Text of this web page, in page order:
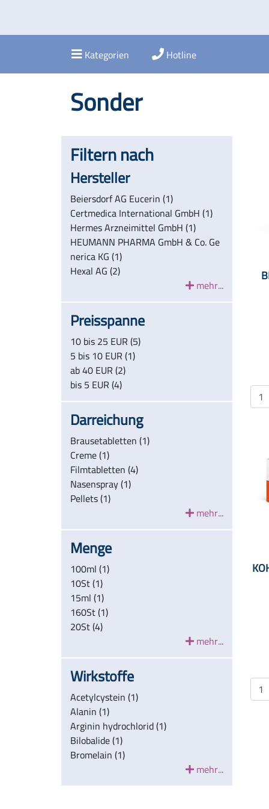
Kategorien Hotline
Sonder
Filtern nach
Hersteller
Beiersdorf AG Eucerin (1)
Certmedica International GmbH (1)
Hermes Arzneimittel GmbH (1)
HEUMANN PHARMA GmbH & Co. Ge
nerica KG (1)
Hexal AG (2)
mehr...
Preisspanne
10 bis 25 EUR (5)
5 bis 10 EUR (1)
ab 40 EUR (2)
bis 5 EUR (4)
Darreichung
Brausetabletten (1)
Creme (1)
Filmtabletten (4)
Nasenspray (1)
Pellets (1)
mehr...
Menge
100ml (1)
10St (1)
15ml (1)
160St (1)
20St (4)
mehr...
Wirkstoffe
Acetylcystein (1)
Alanin (1)
Arginin hydrochlorid (1)
Bilobalide (1)
Bromelain (1)
mehr...